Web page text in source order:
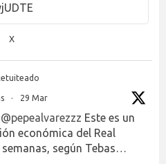
X
· 29 Mar
@pepealvarezzz Este es un
económica del Real
según Tebas…